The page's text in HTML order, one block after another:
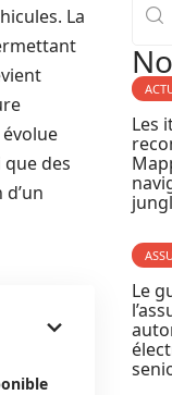
La
des
Les
Le